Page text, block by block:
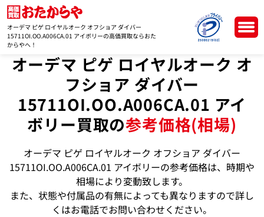
オーデマ ピゲ ロイヤルオーク オフショア ダイバー
15711OI.OO.A006CA.01 アイボリーの高価買取ならおた
からやへ！
オーデマ ピゲ ロイヤルオーク オ
フショア ダイバー
15711OI.OO.A006CA.01 アイ
ボリー買取の参考価格(相場)
オーデマ ピゲ ロイヤルオーク オフショア ダイバー
15711OI.OO.A006CA.01 アイボリーの参考価格は、時期や
相場により変動致します。
また、状態や付属品の有無によっても異なりますので詳し
くはお電話でお問い合わせください。